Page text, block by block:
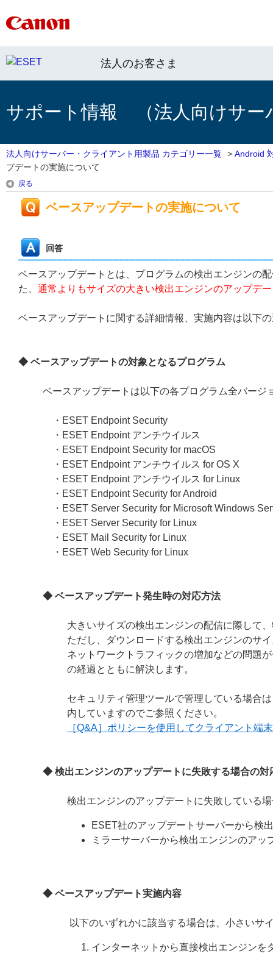
法人のお客さま
サポート情報 （法人向けサー
法人向けサーバー・クライアント用製品 カテゴリー一覧 > Android
プデートの実施について
戻る
ベースアップデートの実施について
回答
ベースアップデートとは、プログラムの検出エンジンの
た、 通常よりもサイズの大きい検出エンジンのアップデ
ベースアップデートに関する詳細情報、実施内容は以下
◆ ベースアップデートの対象となるプログラム
ベースアップデートは以下の各プログラム全バージ
・ESET Endpoint Security
・ESET Endpoint アンチウイルス
・ESET Endpoint Security for macOS
・ESET Endpoint アンチウイルス for OS X
・ESET Endpoint アンチウイルス for Linux
・ESET Endpoint Security for Android
・ESET Server Security for Microsoft Windows
・ESET Server Security for Linux
・ESET Mail Security for Linux
・ESET Web Security for Linux
◆ ベースアップデート発生時の対応方法
大きいサイズの検出エンジンの配信に際して
ただし、ダウンロードする検出エンジンのサ
ネットワークトラフィックの増加などの問題
の経過とともに解決します。
セキュリティ管理ツールで管理している場合
内していますのでご参照ください。
［Q&A］ポリシーを使用してクライアント端
◆ 検出エンジンのアップデートに失敗する場合の対
検出エンジンのアップデートに失敗している
ESET社のアップデートサーバーから検
ミラーサーバーから検出エンジンのアッ
◆ ベースアップデート実施内容
以下のいずれかに該当する場合は、小さいサ
インターネットから直接検出エンジン